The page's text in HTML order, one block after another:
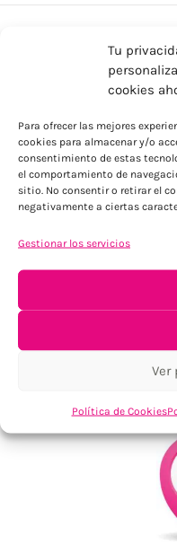
Tu
cookies
Para ofrecer las mejores
cookies para almacenar y/o
consentimiento de estas
el comportamiento de
sitio. No consentir o retirar el
negativamente a ciertas
Gestionar los servicios
Ver
Política de Cookies
Para